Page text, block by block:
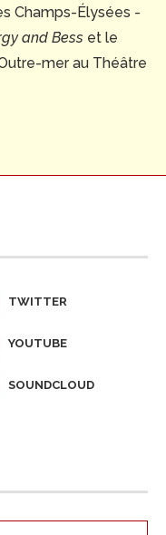
Champs-Élysées -
and Bess et le
mer au Théâtre
TWITTER
YOUTUBE
SOUNDCLOUD